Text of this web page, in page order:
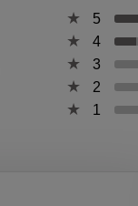
5
4
3
2
1